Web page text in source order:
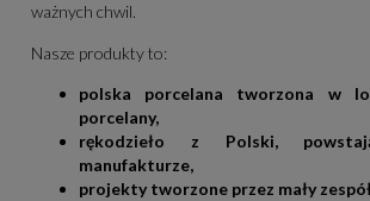
ważnych chwil.
Nasze produkty to:
polska porcelana tworzona w
porcelany,
rękodzieło z Polski,
manufakturze,
projekty tworzone przez mały